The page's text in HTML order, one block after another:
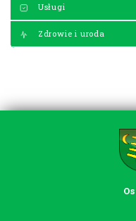
Usługi
Zdrowie i uroda